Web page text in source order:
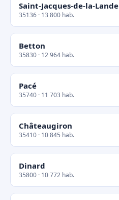
Saint-Jacques-de-la-Lande
35136 · 13 800 hab.
Betton
35830 · 12 964 hab.
Pacé
35740 · 11 703 hab.
Châteaugiron
35410 · 10 845 hab.
Dinard
35800 · 10 772 hab.